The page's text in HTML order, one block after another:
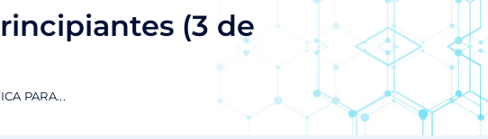
(3 de
PARA...